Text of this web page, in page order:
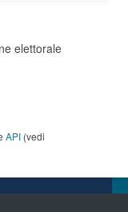
elettorale
API (vedi